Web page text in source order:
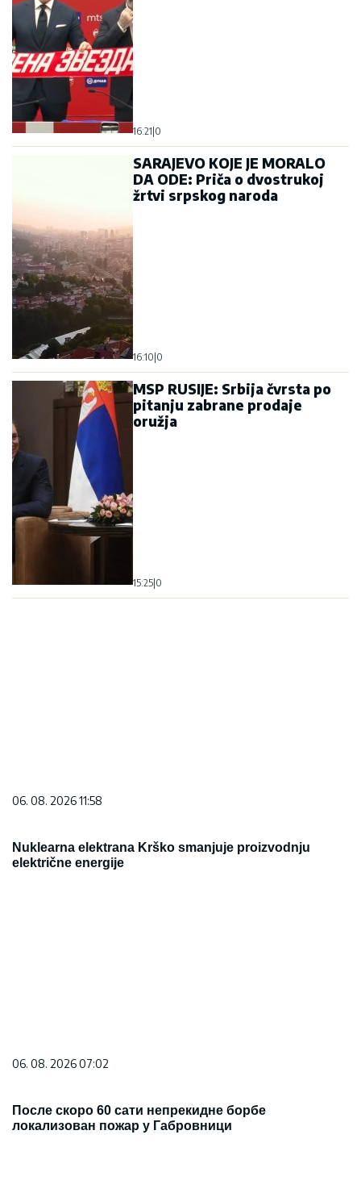
16:21 0
SARAJEVO KOJE JE MORALO
DA ODE: Priča o dvostrukoj
žrtvi srpskog naroda
16:10 0
MSP RUSIJE: Srbija čvrsta po
pitanju zabrane prodaje
oružja
15:25 0
06. 08. 2026 11:58
Nuklearna elektrana Krško smanjuje proizvodnju
električne energije
(ВИДЕО) Из Калне полетео хеликоптер МУП-а за